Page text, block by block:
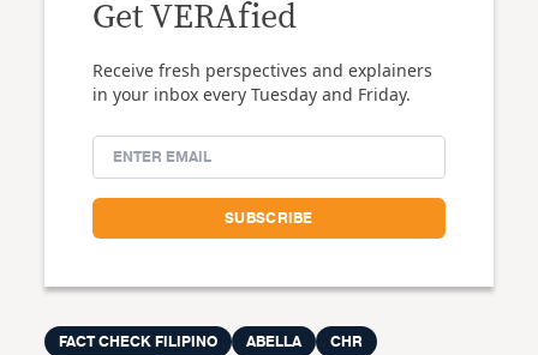
Get VERAfied
Receive fresh perspectives and explainers
in your inbox every Tuesday and Friday.
FACT CHECK FILIPINO ABELLA
CHR